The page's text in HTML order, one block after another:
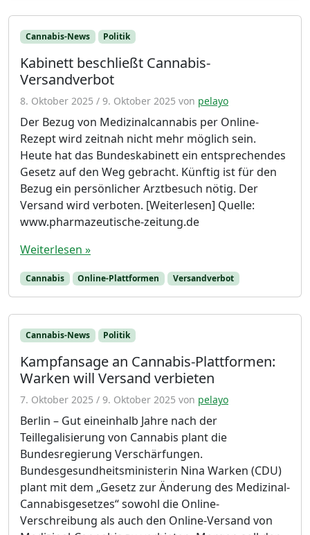
Cannabis-News Politik
Kabinett beschließt Cannabis-
Versandverbot
8. Oktober 2025 / 9. Oktober 2025 von pelayo
Der Bezug von Medizinalcannabis per Online-
Rezept wird zeitnah nicht mehr möglich sein.
Heute hat das Bundeskabinett ein entsprechendes
Gesetz auf den Weg gebracht. Künftig ist für den
Bezug ein persönlicher Arztbesuch nötig. Der
Versand wird verboten. [Weiterlesen] Quelle:
www.pharmazeutische-zeitung.de
Weiterlesen »
Cannabis Online-Plattformen Versandverbot
Cannabis-News Politik
Kampfansage an Cannabis-Plattformen:
Warken will Versand verbieten
7. Oktober 2025 / 9. Oktober 2025 von pelayo
Berlin – Gut eineinhalb Jahre nach der
Teillegalisierung von Cannabis plant die
Bundesregierung Verschärfungen.
Bundesgesundheitsministerin Nina Warken (CDU)
plant mit dem „Gesetz zur Änderung des Medizinal-
Cannabisgesetzes“ sowohl die Online-
Verschreibung als auch den Online-Versand von